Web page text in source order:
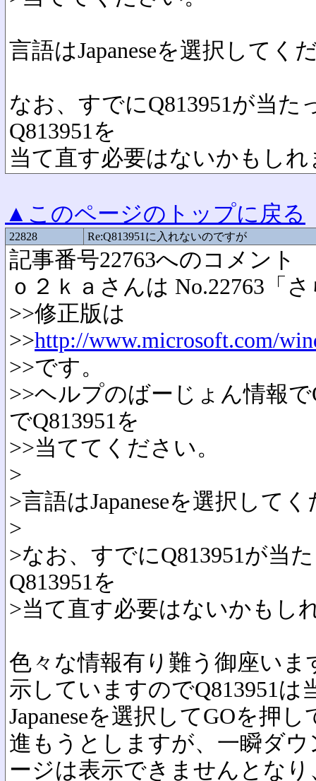
言語はJapaneseを選択してく
なお、すでにQ813951が当
Q813951を
当て直す必要はないかもし
▲このページのトップに戻る
22828 Re:Q813951に入れないのですが
記事番号22763へのコメント
ｏ２ｋａさんは No.22763「
>>修正版は
>>http://www.microsoft.com/
>>です。
>>ヘルプのばーじょん情報
でQ813951を
>>当ててください。
>
>言語はJapaneseを選択して
>
>なお、すでにQ813951が当
Q813951を
>当て直す必要はないかもし
色々な情報有り難う御座いま
示していますのでQ813951
Japaneseを選択してGOを押し
進もうとしますが、一瞬ダ
ージは表示できませんとな